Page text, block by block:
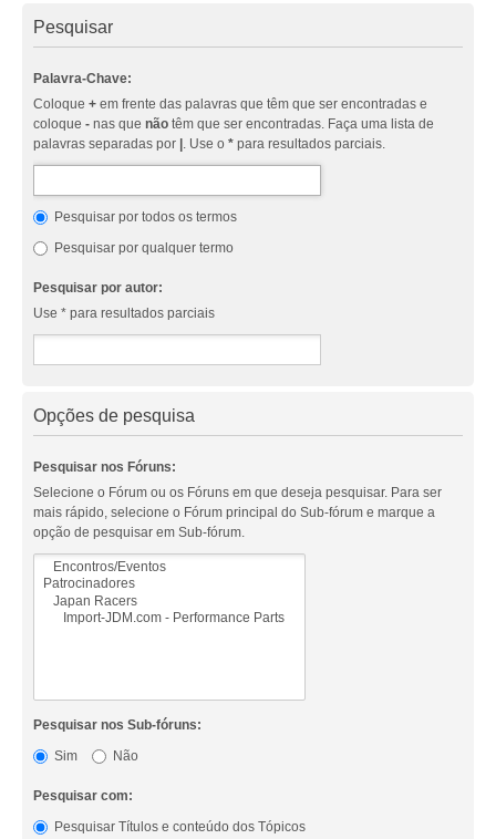
Pesquisar
Palavra-Chave:
Coloque + em frente das palavras que têm que ser encontradas e
coloque - nas que não têm que ser encontradas. Faça uma lista de
palavras separadas por |. Use o * para resultados parciais.
Pesquisar por todos os termos
Pesquisar por qualquer termo
Pesquisar por autor:
Use * para resultados parciais
Opções de pesquisa
Pesquisar nos Fóruns:
Selecione o Fórum ou os Fóruns em que deseja pesquisar. Para ser
mais rápido, selecione o Fórum principal do Sub-fórum e marque a
opção de pesquisar em Sub-fórum.
Pesquisar nos Sub-fóruns:
Sim
Não
Pesquisar com:
Pesquisar Títulos e conteúdo dos Tópicos